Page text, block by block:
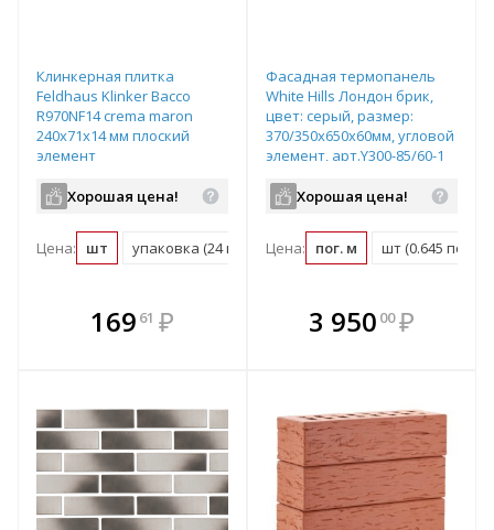
Клинкерная плитка
Feldhaus Klinker Bacco
R970NF14 crema maron
240х71х14 мм плоский
элемент
Хорошая цена!
Цена: шт упаковка (24 шт) м2 (48 шт) паллет (2160 шт)
169 61 ₽
В комплекте
всегда выгоднее!
Фасадная термопанель
White Hills Лондон брик,
цвет: серый, размер:
370/350х650х60мм, угловой
элемент, арт.Y300-85/60-1
Хорошая цена!
Цена: пог. м шт (0.645 пог. м)
В комплекте
всегда выгоднее!
3 950 00 ₽